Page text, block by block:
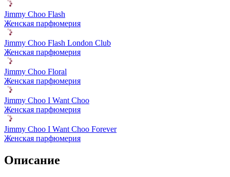
Jimmy Choo Flash
Женская парфюмерия
Jimmy Choo Flash London Club
Женская парфюмерия
Jimmy Choo Floral
Женская парфюмерия
Jimmy Choo I Want Choo
Женская парфюмерия
Jimmy Choo I Want Choo Forever
Женская парфюмерия
Описание